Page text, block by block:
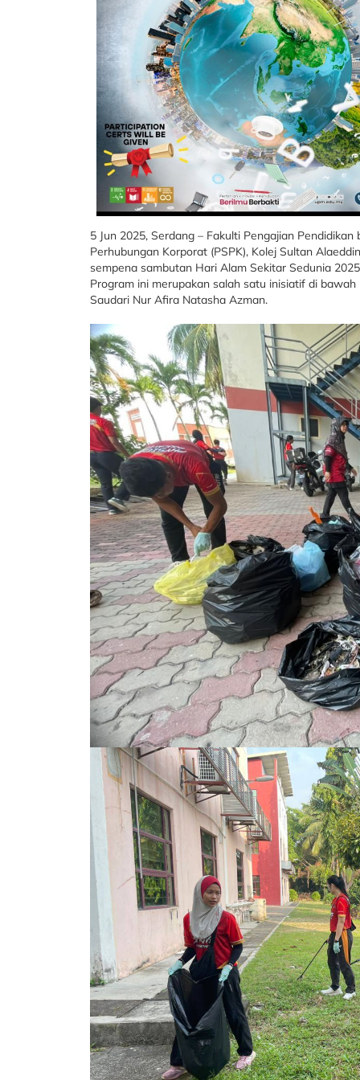
5 Jun 2025, Serdang – Fakulti Pengajian
Perhubungan Korporat (PSPK), Kolej Sultan
sempena sambutan Hari Alam Sekitar Sedunia
Program ini merupakan salah satu inisiatif di
Saudari Nur Afira Natasha Azman.